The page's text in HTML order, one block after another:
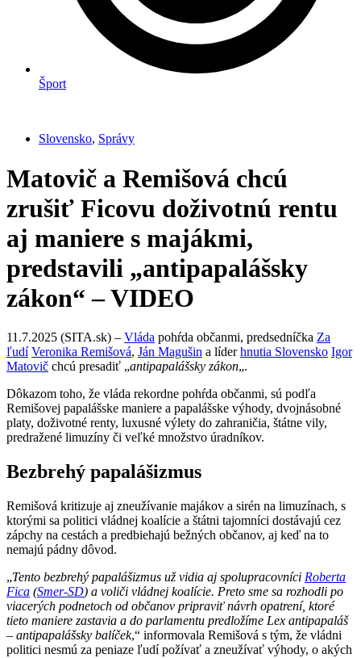
Šport
Slovensko, Správy
Matovič a Remišová chcú
zrušiť Ficovu doživotnú rentu
aj maniere s majákmi,
predstavili „antipapalášsky
zákon“ – VIDEO
11.7.2025 (SITA.sk) – Vláda pohŕda občanmi, predsedníčka Za
ľudí Veronika Remišová, Ján Magušin a líderhnutia Slovensko Igor
Matovič chcú presadiť „antipapalášsky zákon„.
Dôkazom toho, že vláda rekordne pohŕda občanmi, sú podľa
Remišovej papalášske maniere a papalášske výhody, dvojnásobné
platy, doživotné renty, luxusné výlety do zahraničia, štátne vily,
predražené limuzíny či veľké množstvo úradníkov.
Bezbrehý papalášizmus
Remišová kritizuje aj zneužívanie majákov a sirén na limuzínach, s
ktorými sa politici vládnej koalície a štátni tajomníci dostávajú cez
zápchy na cestách a predbiehajú bežných občanov, aj keď na to
nemajú pádny dôvod.
„Tento bezbrehý papalášizmus už vidia aj spolupracovníci Roberta
Fica (Smer-SD) a voliči vládnej koalície. Preto sme sa rozhodli po
viacerých podnetoch od občanov pripraviť návrh opatrení, ktoré
tieto maniere zastavia a do parlamentu predložíme Lex antipapaláš
– antipapalášsky balíček,“ informovala Remišová s tým, že vládni
politici nesmú za peniaze ľudí požívať a zneužívať výhody, o akých